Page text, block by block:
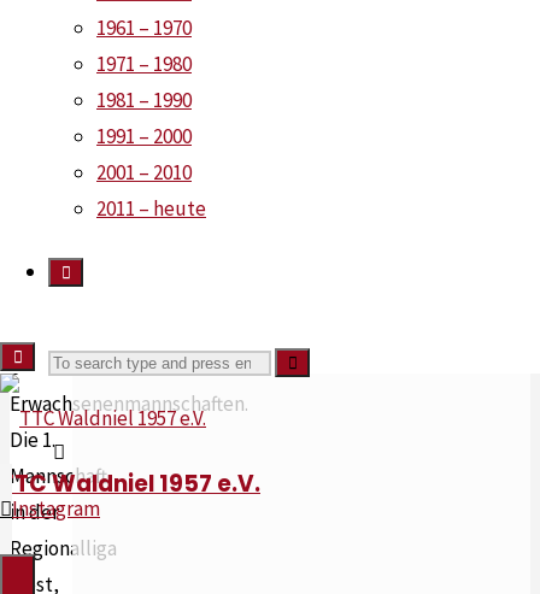
1961 – 1970
1971 – 1980
1981 – 1990
1991 – 2000
2001 – 2010
2011 – heute
Search
for:
Search
TTC Waldniel 1957 e.V.
Instagram
Wochenende
dann
auch
6
Erwachsenenmannschaften.
Die 1.
Mannschaft
in der
Regionalliga
West,